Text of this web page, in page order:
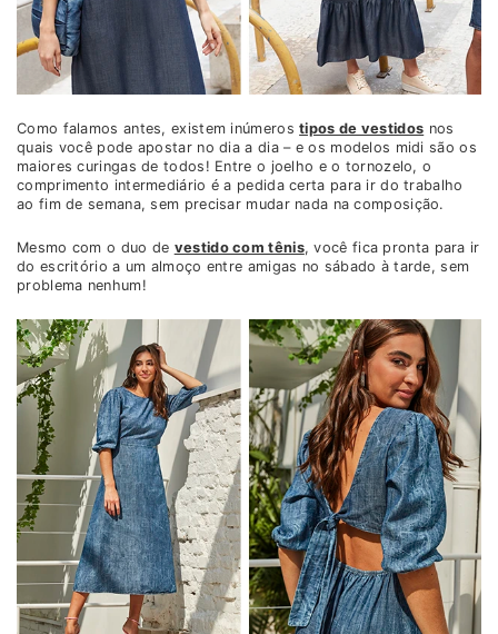
Como falamos antes, existem inúmerostipos de vestidos nos
quais você pode apostar no dia a dia – e os modelos midi são os
maiores curingas de todos! Entre o joelho e o tornozelo, o
comprimento intermediário é a pedida certa para ir do trabalho
ao fim de semana, sem precisar mudar nada na composição.
Mesmo com o duo de vestido com tênis, você fica pronta para ir
do escritório a um almoço entre amigas no sábado à tarde, sem
problema nenhum!